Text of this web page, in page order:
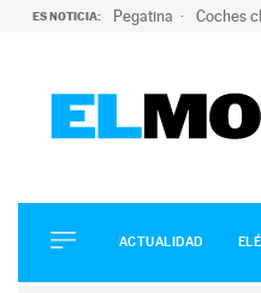
ES NOTICIA: Pegatina Coches
ELÉCTRICOS
CONDUCIR
ACTUALIDAD